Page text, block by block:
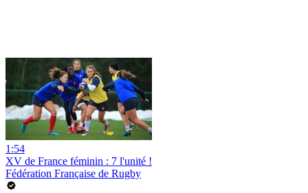
1:54
XV de France féminin : 7 l'unité !
Fédération Française de Rugby